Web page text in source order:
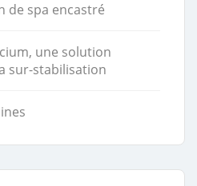
de spa encastré
une solution
sur-stabilisation